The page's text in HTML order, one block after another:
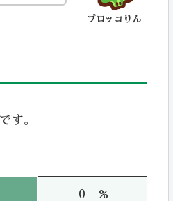
ブロッコりん
す。
0 %